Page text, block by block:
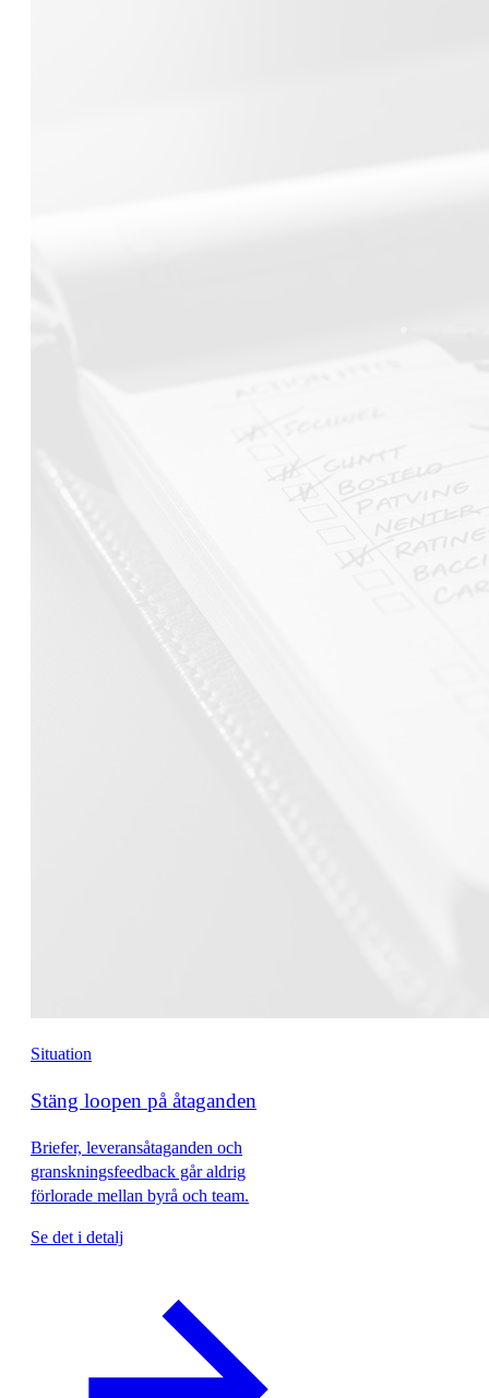
Situation
Stäng loopen på åtaganden
Briefer, leveransåtaganden och
granskningsfeedback går aldrig
förlorade mellan byrå och team.
Se det i detalj